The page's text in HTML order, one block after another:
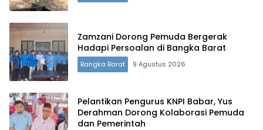
Zamzani Dorong Pemuda Bergerak
Hadapi Persoalan di Bangka Barat
Bangka Barat 9 Agustus 2026
Pelantikan Pengurus KNPI Babar, Yus
Derahman Dorong Kolaborasi Pemuda
dan Pemerintah